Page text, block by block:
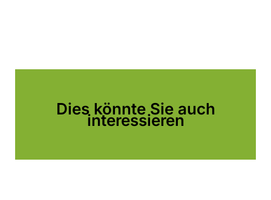
Dies könnte Sie auch
interessieren